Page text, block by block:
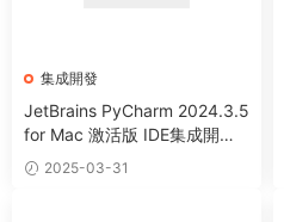
集成開發
JetBrains PyCharm 2024.3.5
for Mac 激活版 IDE集成開發
環境工具 (Intel+Apple Silico
n)
2025-03-31